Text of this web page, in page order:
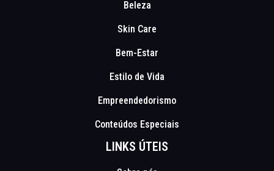
Beleza
Skin Care
Bem-Estar
Estilo de Vida
Empreendedorismo
Conteúdos Especiais
LINKS ÚTEIS